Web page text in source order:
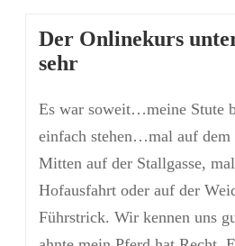
Der Onlinekurs
sehr
Es war soweit…meine Stute
einfach stehen…mal auf
Mitten auf der Stallgasse,
Hofausfahrt oder auf der
Führstrick. Wir kennen uns